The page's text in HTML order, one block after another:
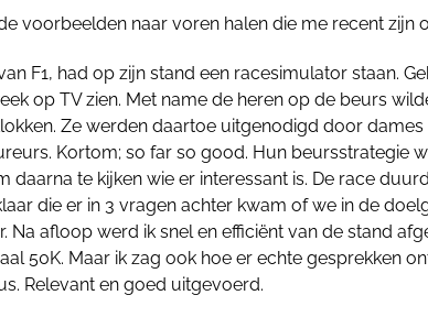
voorbeelden naar voren halen die me recent zijn
F1, had op zijn stand een racesimulator staan.
op TV zien. Met name de heren op de beurs
Ze werden daartoe uitgenodigd door
Kortom; so far so good. Hun beursstrategie
daarna te kijken wie er interessant is. De race
die er in 3 vragen achter kwam of we in de
Na afloop werd ik snel en efficiënt van de stand
50K. Maar ik zag ook hoe er echte gesprekken
Relevant en goed uitgevoerd.